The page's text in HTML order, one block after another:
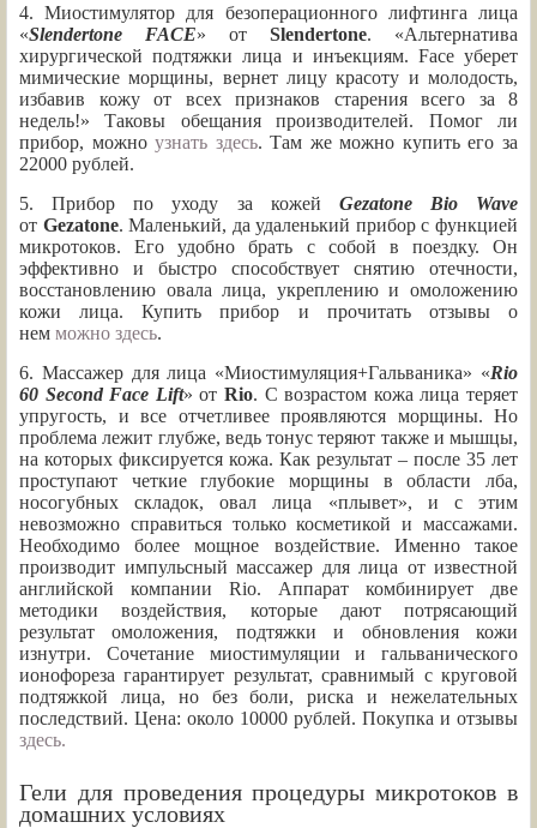
4. Миостимулятор для безоперационного лифтинга лица
«Slendertone FACE» от Slendertone. «Альтернатива
хирургической подтяжки лица и инъекциям. Face уберет
мимические морщины, вернет лицу красоту и молодость,
избавив кожу от всех признаков старения всего за 8
недель!» Таковы обещания производителей. Помог ли
прибор, можноузнать здесь. Там же можно купить его за
22000 рублей.
5. Прибор по уходу за кожей Gezatone Bio Wave
от Gezatone. Маленький, да удаленький прибор с функцией
микротоков. Его удобно брать с собой в поездку. Он
эффективно и быстро способствует снятию отечности,
восстановлению овала лица, укреплению и омоложению
кожи лица. Купить прибор и прочитать отзывы о
нем можно здесь.
6. Массажер для лица «Миостимуляция+Гальваника» «Rio
60 Second Face Lift» отRio. С возрастом кожа лица теряет
упругость, и все отчетливее проявляются морщины. Но
проблема лежит глубже, ведь тонус теряют также и мышцы,
на которых фиксируется кожа. Как результат – после 35 лет
проступают четкие глубокие морщины в области лба,
носогубных складок, овал лица «плывет», и с этим
невозможно справиться только косметикой и массажами.
Необходимо более мощное воздействие. Именно такое
производит импульсный массажер для лица от известной
английской компании Rio. Аппарат комбинирует две
методики воздействия, которые дают потрясающий
результат омоложения, подтяжки и обновления кожи
изнутри. Сочетание миостимуляции и гальванического
ионофореза гарантирует результат, сравнимый с круговой
подтяжкой лица, но без боли, риска и нежелательных
последствий. Цена: около 10000 рублей. Покупка и отзывы
здесь.
Гели для проведения процедуры микротоков в
домашних условиях